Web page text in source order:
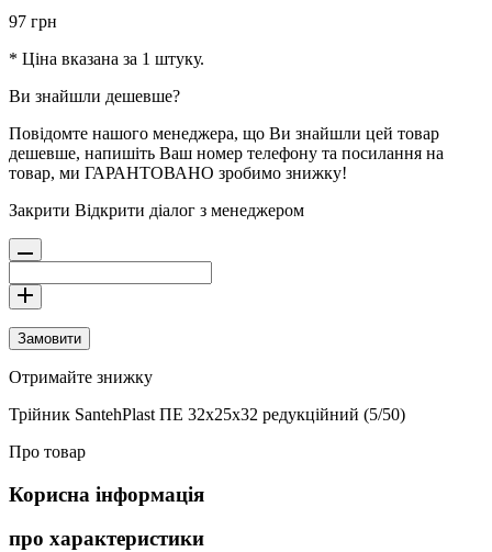
97 грн
* Ціна вказана за 1 штуку.
Ви знайшли дешевше?
Повідомте нашого менеджера, що Ви знайшли цей товар
дешевше, напишіть Ваш номер телефону та посилання на
товар, ми ГАРАНТОВАНО зробимо знижку!
Закрити Відкрити діалог з менеджером
Замовити
Отримайте знижку
Трійник SantehPlast ПЕ 32х25х32 редукційний (5/50)
Про товар
Корисна інформація
про характеристики